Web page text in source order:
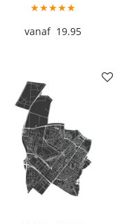
★★★★★
19.95